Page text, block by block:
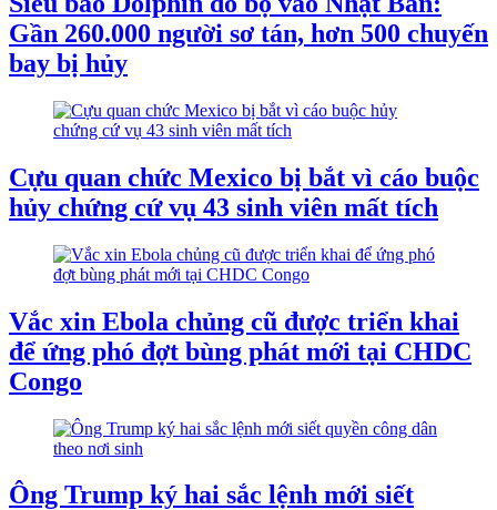
Gần 260.000 người sơ tán, hơn 500 chuyến
bay bị hủy
Cựu quan chức Mexico bị bắt vì cáo buộc
hủy chứng cứ vụ 43 sinh viên mất tích
Vắc xin Ebola chủng cũ được triển khai
để ứng phó đợt bùng phát mới tại CHDC
Congo
Ông Trump ký hai sắc lệnh mới siết